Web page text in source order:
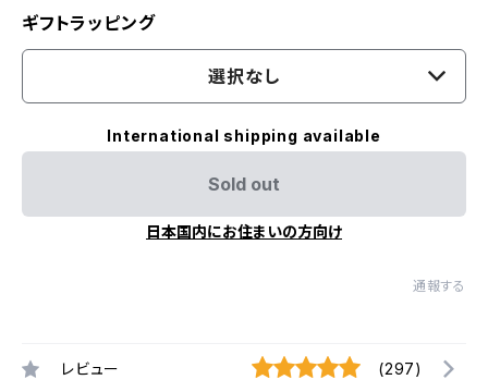
ギフトラッピング
選択なし
International shipping available
Sold out
日本国内にお住まいの方向け
通報する
レビュー (297)